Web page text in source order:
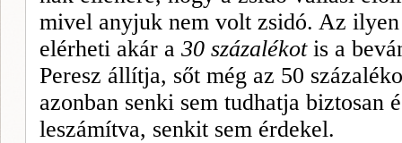
mivel anyjuk nem volt zsidó. Az
elérheti akár a 30 százalékotis a
Peresz állítja, sőt még az 50
azonban senki sem tudhatja biztosan
leszámítva, senkit sem érdekel.